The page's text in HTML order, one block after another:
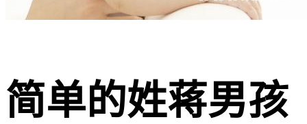
简单的姓蒋男孩